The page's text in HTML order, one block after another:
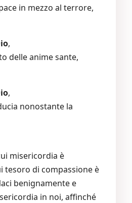
in mezzo al terrore,
,
delle anime sante,
,
nonostante la
misericordia è
tesoro di compassione è
benignamente e
in noi, affinché